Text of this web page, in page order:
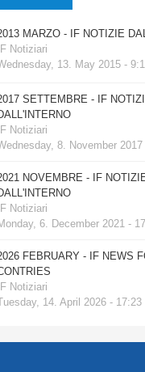
MARZO - IF NOTIZIE
IF Notiziari
13. May 2015 -
SETTEMBRE - IF
IF Notiziari
8. November
NOVEMBRE - IF
IF Notiziari
6. December 2021 -
FEBRUARY - IF NEWS
IF Notiziari
14. April 2026 - 17:23